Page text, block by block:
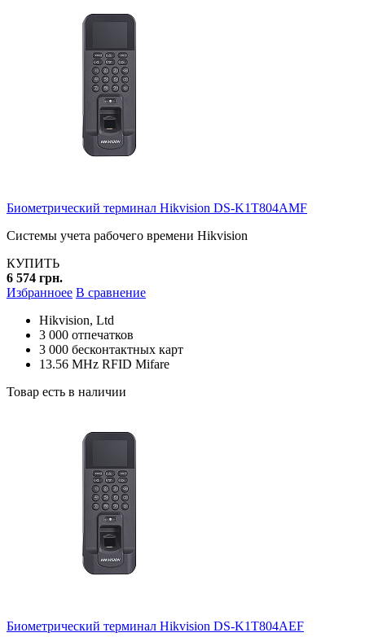
Биометрический терминал Hikvision DS-K1T804AMF
Системы учета рабочего времени Hikvision
КУПИТЬ
6 574 грн.
Избранноее В сравнение
Hikvision, Ltd
3 000 отпечатков
3 000 бесконтактных карт
13.56 MHz RFID Mifare
Товар есть в наличии
Биометрический терминал Hikvision DS-K1T804AEF